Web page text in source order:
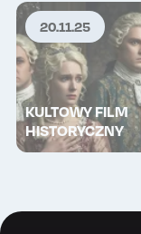
20.11.25
KULTOWY FILM
HISTORYCZNY